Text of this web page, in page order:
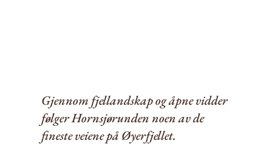
Gjennom fjellandskap og åpne vidder
følger Hornsjørunden noen av de
fineste veiene på Øyerfjellet.